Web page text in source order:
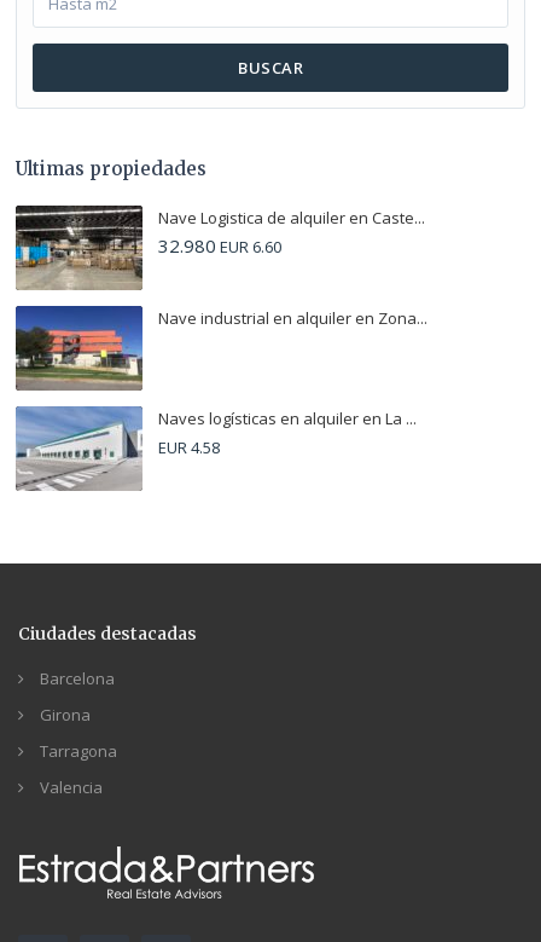
BUSCAR
Ultimas propiedades
Nave Logistica de alquiler en Caste...
32.980 EUR 6.60
Nave industrial en alquiler en Zona...
Naves logísticas en alquiler en La ...
EUR 4.58
Ciudades destacadas
Barcelona
Girona
Tarragona
Valencia